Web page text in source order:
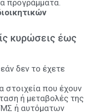
προγράμματα.
κυρώσεις έως
δεν το έχετε
στοιχεία που έχουν
ή μεταβολές της
ή αυτόματων